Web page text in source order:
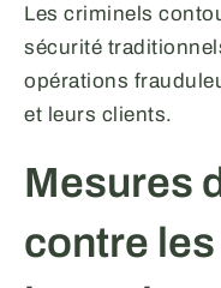
Les criminels
sécurité
opérations
et leurs clients.
Mesures
contre